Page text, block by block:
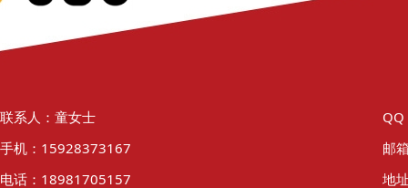
联系人：童女士
手机：15928373167
邮
电话：18981705157
地